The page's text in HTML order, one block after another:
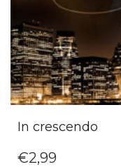
In crescendo
€2,99